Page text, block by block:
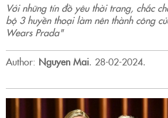
Với những tín đồ yêu thời trang, chắc
bộ 3 huyền thoại làm nên thành công
Wears Prada"
Author: Nguyen Mai. 28-02-2024.